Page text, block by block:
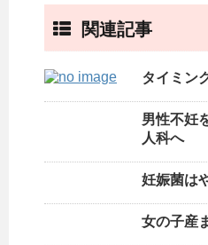
関連記事
タイミン
男性不妊
人科へ
妊娠菌は
女の子産